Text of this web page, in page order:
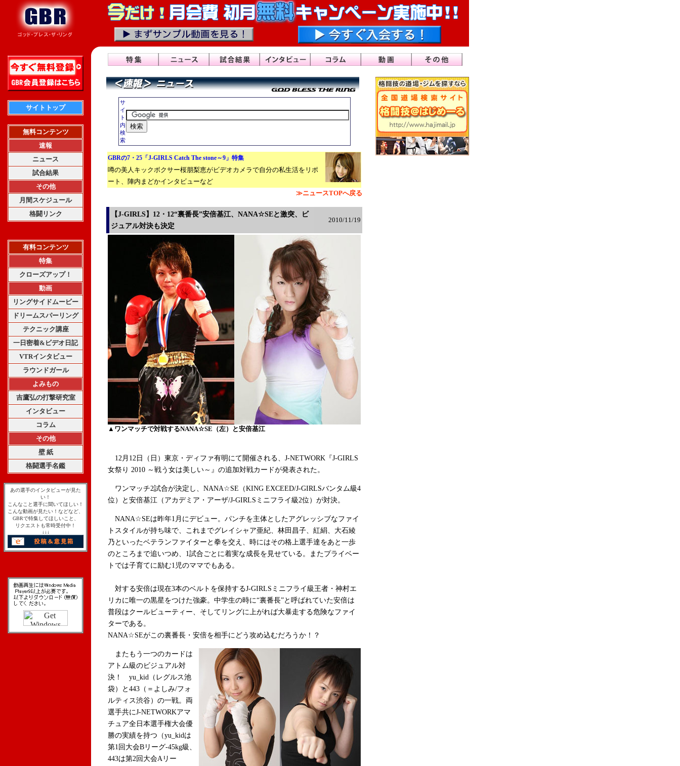
サイトトップ
無料コンテンツ
速報
ニュース
試合結果
その他
月間スケジュール
格闘リンク
有料コンテンツ
特集
クローズアップ！
動画
リングサイドムービー
ドリームスパーリング
テクニック講座
一日密着&ビデオ日記
VTRインタビュー
ラウンドガール
よみもの
吉鷹弘の打撃研究室
インタビュー
コラム
その他
壁 紙
格闘選手名鑑
あの選手のインタビューが見た
い！
こんなこと選手に聞いてほしい！
こんな動画が見たい！などなど、
GBRで特集してほしいこと、
リクエストも常時受付中！
↓↓↓
サ
イ
ト
内
検
索
GBRの7・25「J-GIRLS Catch The stone～9」特集
噂の美人キックボクサー桜朋梨恵がビデオカメラで自分の私生活をリポ
ート、陣内まどかインタビューなど
≫ニュースTOPへ戻る
【J-GIRLS】12・12“裏番長”安倍基江、NANA☆SEと激突、ビ
ジュアル対決も決定
2010/11/19
▲ワンマッチで対戦するNANA☆SE（左）と安倍基江
12月12日（日）東京・ディファ有明にて開催される、J-NETWORK『J-GIRLS
女祭り 2010 ～戦う女は美しい～』の追加対戦カードが発表された。
ワンマッチ2試合が決定し、NANA☆SE（KING EXCEED/J-GIRLSバンタム級4
位）と安倍基江（アカデミア・アーザ/J-GIRLSミニフライ級2位）が対決。
NANA☆SEは昨年1月にデビュー。パンチを主体としたアグレッシブなファイ
トスタイルが持ち味で、これまでグレイシャア亜紀、林田昌子、紅絹、大石綾
乃といったベテランファイターと拳を交え、時にはその格上選手達をあと一歩
のところまで追いつめ、1試合ごとに着実な成長を見せている。またプライベー
トでは子育てに励む1児のママでもある。
対する安倍は現在3本のベルトを保持するJ-GIRLSミニフライ級王者・神村エ
リカに唯一の黒星をつけた強豪。中学生の時に“裏番長”と呼ばれていた安倍は
普段はクールビューティー、そしてリングに上がれば大暴走する危険なファイ
ターである。
NANA☆SEがこの裏番長・安倍を相手にどう攻め込むだろうか！？
またもう一つのカードは
アトム級のビジュアル対
決！ yu_kid（レグルス池
袋）と443（＝よしみ/フォ
ルティス渋谷）の一戦。両
選手共にJ-NETWORKアマ
チュア全日本選手権大会優
勝の実績を持つ（yu_kidは
第1回大会Bリーグ-45kg級、
443は第2回大会Aリー